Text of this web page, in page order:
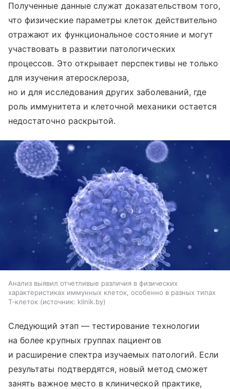
Полученные данные служат доказательством того,
что физические параметры клеток действительно
отражают их функциональное состояние и могут
участвовать в развитии патологических
процессов. Это открывает перспективы не только
для изучения атеросклероза,
но и для исследования других заболеваний, где
роль иммунитета и клеточной механики остается
недостаточно раскрытой.
Анализ выявил отчетливые различия в физических
характеристиках иммунных клеток, особенно в разных типах
Т‑клеток
источник: klinik.by
Следующий этап — тестирование технологии
на более крупных группах пациентов
и расширение спектра изучаемых патологий. Если
результаты подтвердятся, новый метод сможет
занять важное место в клинической практике,